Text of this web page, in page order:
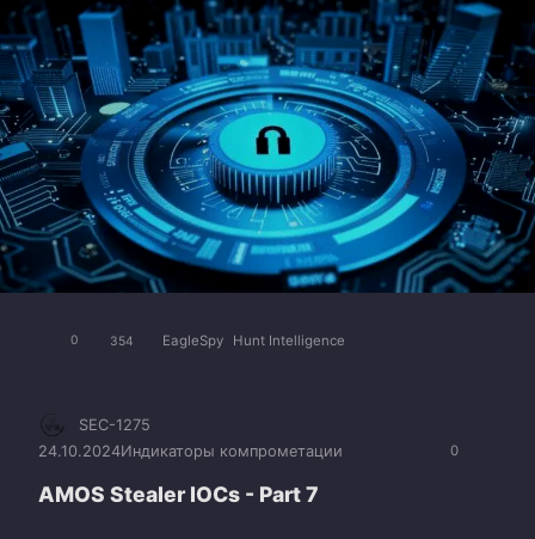
0 354 EagleSpy Hunt Intelligence
0
SEC-1275
24.10.2024Индикаторы компрометации
AMOS Stealer IOCs - Part 7